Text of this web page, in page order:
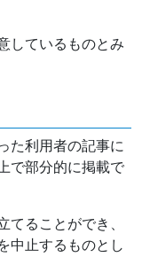
しているものとみ
た利用者の記事に
で部分的に掲載で
てることができ、
中止するものとし